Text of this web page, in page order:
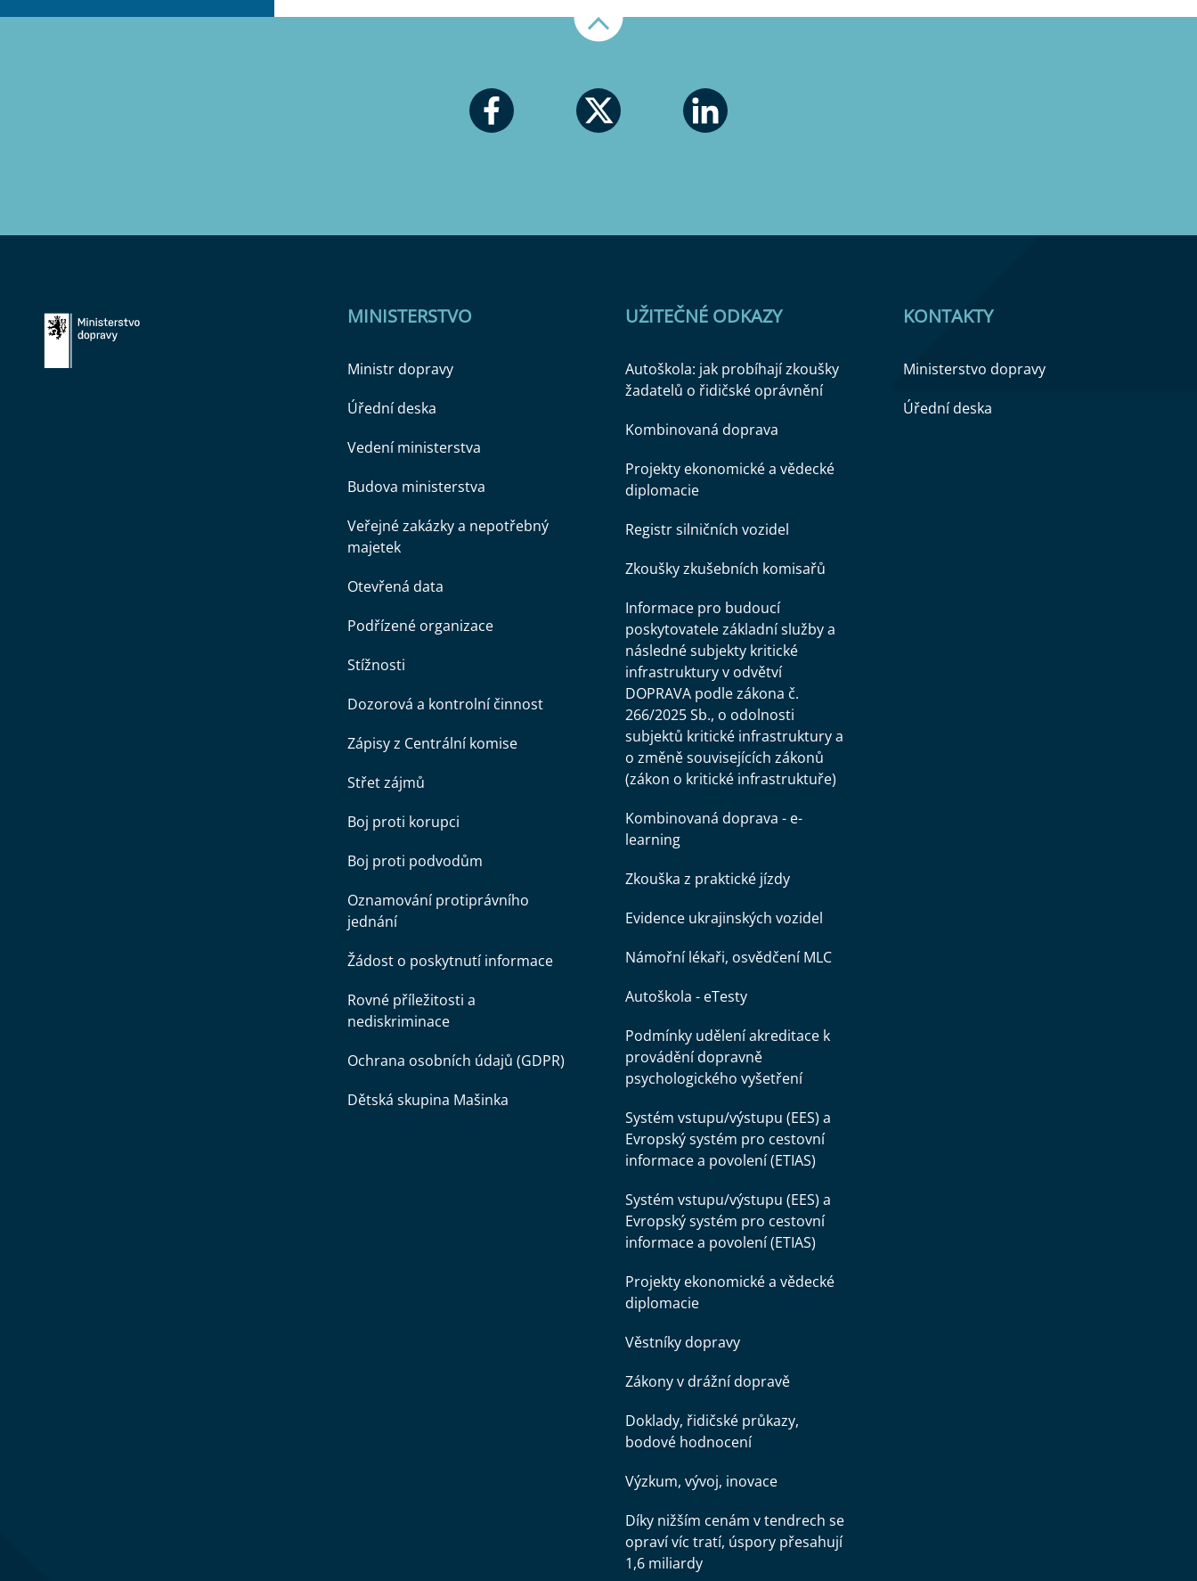
MINISTERSTVO
Ministr dopravy
Úřední deska
Vedení ministerstva
Budova ministerstva
Veřejné zakázky a nepotřebný
majetek
Otevřená data
Podřízené organizace
Stížnosti
Dozorová a kontrolní činnost
Zápisy z Centrální komise
Střet zájmů
Boj proti korupci
Boj proti podvodům
Oznamování protiprávního
jednání
Žádost o poskytnutí informace
Rovné příležitosti a
nediskriminace
Ochrana osobních údajů (GDPR)
Dětská skupina Mašinka
UŽITEČNÉ ODKAZY
Autoškola: jak probíhají zkoušky
žadatelů o řidičské oprávnění
Kombinovaná doprava
Projekty ekonomické a vědecké
diplomacie
Registr silničních vozidel
Zkoušky zkušebních komisařů
Informace pro budoucí
poskytovatele základní služby a
následné subjekty kritické
infrastruktury v odvětví
DOPRAVA podle zákona č.
266/2025 Sb., o odolnosti
subjektů kritické infrastruktury a
o změně souvisejících zákonů
(zákon o kritické infrastruktuře)
Kombinovaná doprava - e-
learning
Zkouška z praktické jízdy
Evidence ukrajinských vozidel
Námořní lékaři, osvědčení MLC
Autoškola - eTesty
Podmínky udělení akreditace k
provádění dopravně
psychologického vyšetření
Systém vstupu/výstupu (EES) a
Evropský systém pro cestovní
informace a povolení (ETIAS)
Systém vstupu/výstupu (EES) a
Evropský systém pro cestovní
informace a povolení (ETIAS)
Projekty ekonomické a vědecké
diplomacie
Věstníky dopravy
Zákony v drážní dopravě
Doklady, řidičské průkazy,
bodové hodnocení
Výzkum, vývoj, inovace
Díky nižším cenám v tendrech se
opraví víc tratí, úspory přesahují
1,6 miliardy
KONTAKTY
Ministerstvo dopravy
Úřední deska